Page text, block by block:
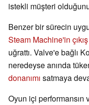
istekli müşteri
Benzer bir sürecin
Steam Machine'in
uğrattı. Valve'e bağlı
neredeyse anında
donanımı satmaya
Oyun içi performansın